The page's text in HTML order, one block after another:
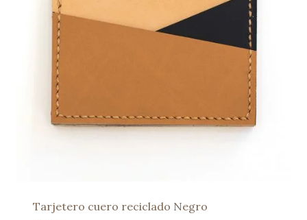
Tarjetero cuero reciclado Negro